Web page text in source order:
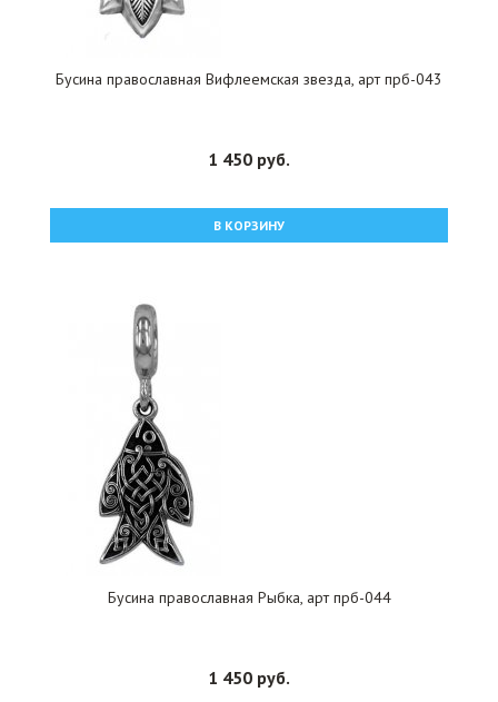
Бусина православная Вифлеемская звезда, арт прб-043
1 450 руб.
В КОРЗИНУ
Бусина православная Рыбка, арт прб-044
1 450 руб.